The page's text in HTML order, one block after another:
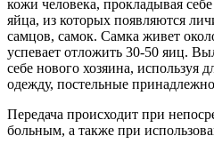
кожи человека, прокладывая
яйца, из которых появляются
самцов, самок. Самка живет
успевает отложить 30-50 яиц.
себе нового хозяина, используя
одежду, постельные
Передача происходит при
больным, а также при